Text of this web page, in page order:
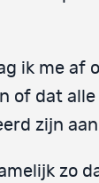
ik me af
of dat
zijn
zo